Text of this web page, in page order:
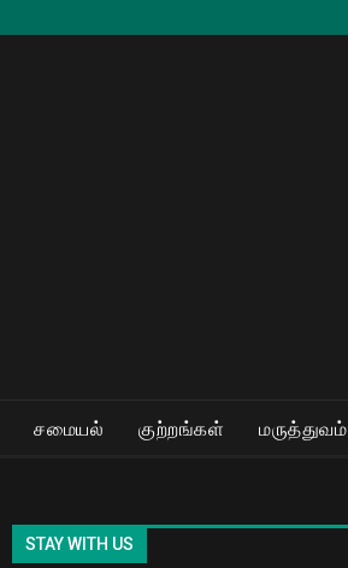
சமையல் குற்றங்கள் மருத்துவம்
STAY WITH US